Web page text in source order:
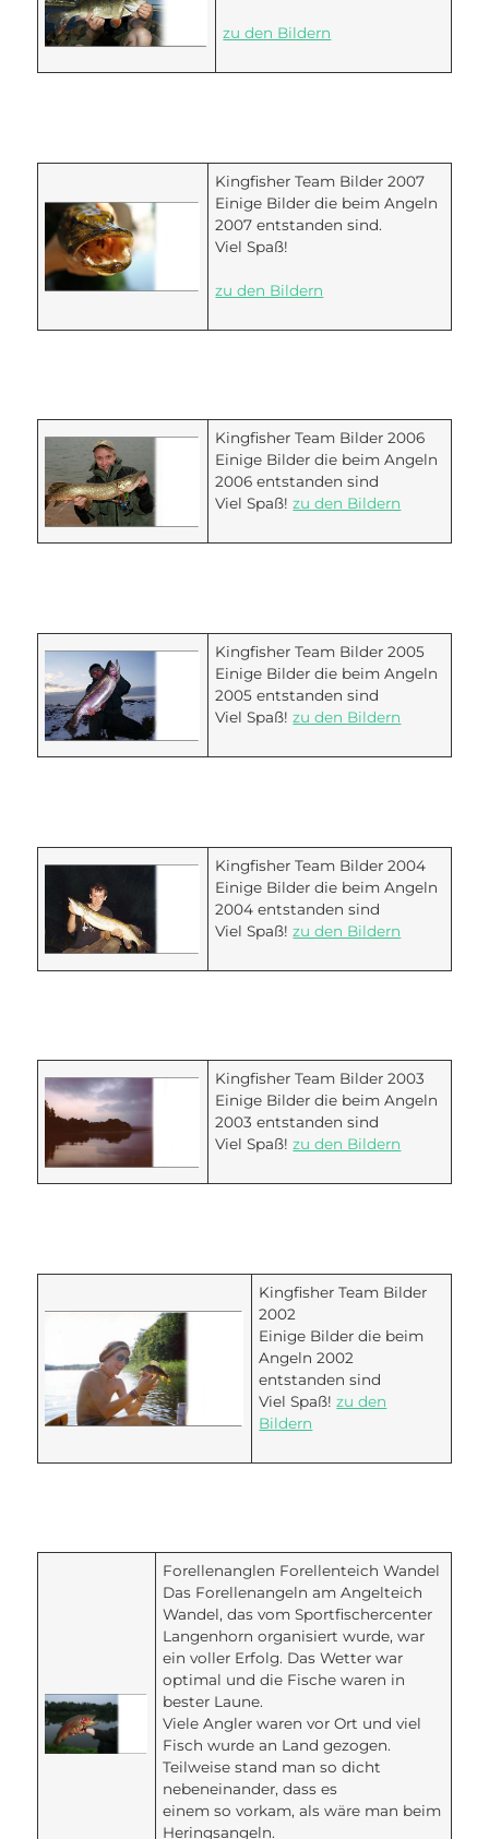
zu den Bildern
Kingfisher Team Bilder 2007
Einige Bilder die beim Angeln
2007 entstanden sind.
Viel Spaß!
zu den Bildern
Kingfisher Team Bilder 2006
Einige Bilder die beim Angeln
2006 entstanden sind
Viel Spaß!zu den Bildern
Kingfisher Team Bilder 2005
Einige Bilder die beim Angeln
2005 entstanden sind
Viel Spaß!zu den Bildern
Kingfisher Team Bilder 2004
Einige Bilder die beim Angeln
2004 entstanden sind
Viel Spaß!zu den Bildern
Kingfisher Team Bilder 2003
Einige Bilder die beim Angeln
2003 entstanden sind
Viel Spaß!zu den Bildern
Kingfisher Team Bilder
2002
Einige Bilder die beim
Angeln 2002
entstanden sind
Viel Spaß!zu den
Bildern
Forellenanglen Forellenteich Wandel
Das Forellenangeln am Angelteich
Wandel, das vom Sportfischercenter
Langenhorn organisiert wurde, war
ein voller Erfolg. Das Wetter war
optimal und die Fische waren in
bester Laune.
Viele Angler waren vor Ort und viel
Fisch wurde an Land gezogen.
Teilweise stand man so dicht
nebeneinander, dass es
einem so vorkam, als wäre man beim
Heringsangeln.